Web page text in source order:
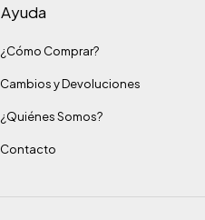
Ayuda
¿Cómo Comprar?
Cambios y Devoluciones
¿Quiénes Somos?
Contacto